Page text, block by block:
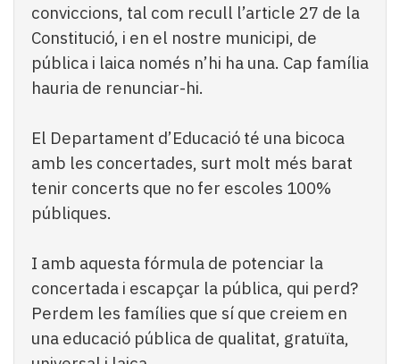
conviccions, tal com recull l’article 27 de la
Constitució, i en el nostre municipi, de
pública i laica només n’hi ha una. Cap família
hauria de renunciar-hi.
El Departament d’Educació té una bicoca
amb les concertades, surt molt més barat
tenir concerts que no fer escoles 100%
públiques.
I amb aquesta fórmula de potenciar la
concertada i escapçar la pública, qui perd?
Perdem les famílies que sí que creiem en
una educació pública de qualitat, gratuïta,